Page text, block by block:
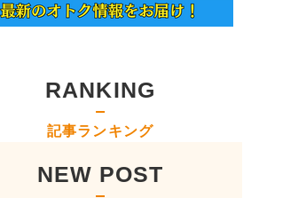
RANKING
記事ランキング
NEW POST